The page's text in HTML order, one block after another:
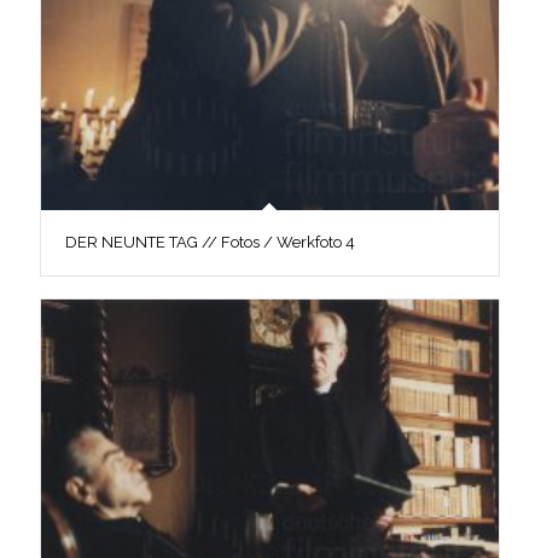
DER NEUNTE TAG // Fotos / Werkfoto 4